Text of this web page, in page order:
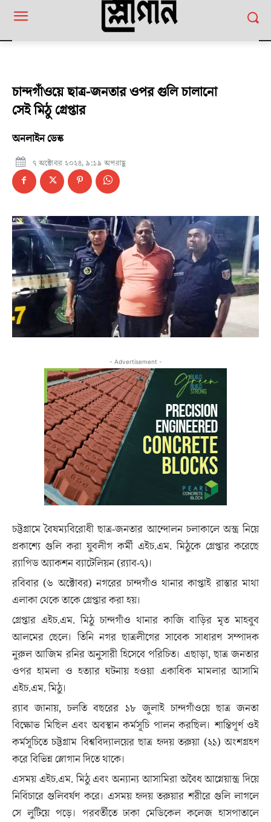
চান্দগাঁওয়ে ছাত্র-জনতার ওপর গুলি চালানো
সেই মিঠু গ্রেপ্তার
অনলাইন ডেস্ক
৭ অক্টোবর ২০২৪, ৯:১৯ অপরাহ্ণ
- Advertisement -
চট্টগ্রামে বৈষম্যবিরোধী ছাত্র-জনতার আন্দোলন চলাকালে অস্ত্র নিয়ে
প্রকাশ্যে গুলি করা যুবলীগ কর্মী এইচ.এম. মিঠুকে গ্রেপ্তার করেছে
র‍্যাপিড অ্যাকশন ব্যাটেলিয়ন (র‍্যাব-৭)।
রবিবার (৬ অক্টোবর) নগরের চান্দগাঁও থানার কাপ্তাই রাস্তার মাথা
এলাকা থেকে তাকে গ্রেপ্তার করা হয়।
গ্রেপ্তার এইচ.এম. মিঠু চান্দগাঁও থানার কাজি বাড়ির মৃত মাহবুব
আলমের ছেলে। তিনি নগর ছাত্রলীগের সাবেক সাধারণ সম্পাদক
নুরুল আজিম রনির অনুসারী হিসেবে পরিচিত। এছাড়া, ছাত্র জনতার
ওপর হামলা ও হত্যার ঘটনায় হওয়া একাধিক মামলার আসামি
এইচ.এম. মিঠু।
র‍্যাব জানায়, চলতি বছরের ১৮ জুলাই চান্দগাঁওয়ে ছাত্র জনতা
বিক্ষোভ মিছিল এবং অবস্থান কর্মসূচি পালন করছিল। শান্তিপূর্ণ ওই
কর্মসূচিতে চট্টগ্রাম বিশ্ববিদ্যালয়ের ছাত্র হৃদয় তরুয়া (২১) অংশগ্রহণ
করে বিভিন্ন স্লোগান দিতে থাকে।
এসময় এইচ.এম. মিঠু এবং অন্যান্য আসামিরা অবৈধ আগ্নেয়াস্ত্র দিয়ে
নির্বিচারে গুলিবর্ষণ করে। এসময় হৃদয় তরুয়ার শরীরে গুলি লাগলে
সে লুটিয়ে পড়ে। পরবর্তীতে ঢাকা মেডিকেল কলেজ হাসপাতালে